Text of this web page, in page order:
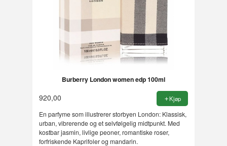
Burberry London women edp 100ml
920,00 Kjøp
En parfyme som illustrerer storbyen London: Klassisk,
urban, vibrerende og et selvfølgelig midtpunkt. Med
kostbar jasmin, livlige peoner, romantiske roser,
forfriskende Kaprifoler og mandarin.